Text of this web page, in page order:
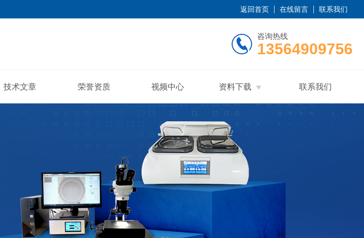
返回首页 在线留言 联系我们
咨询热线
13564909756
技术文章 荣誉资质 视频中心 资料下载 联系我们